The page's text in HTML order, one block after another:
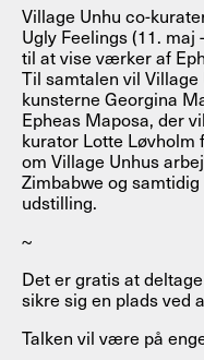
Village Unhu co-
Ugly Feelings (11.
til at vise værker af
Til samtalen vil
kunsterne Georgina
Epheas Maposa, der
kurator Lotte Løvholm
om Village Unhus
Zimbabwe og
udstilling.
~
Det er gratis at
sikre sig en plads ved
Talken vil være på